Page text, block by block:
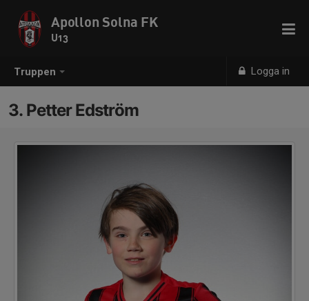
Truppen Logga in
Apollon Solna FK
U13
3. Petter Edström